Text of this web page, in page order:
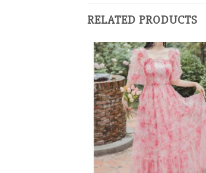
RELATED PRODUCTS